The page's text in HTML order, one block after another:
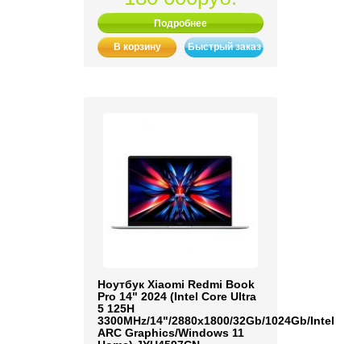
Подробнее
В корзину Быстрый заказ
Ноутбук Xiaomi Redmi Book
Pro 14" 2024 (Intel Core Ultra
5 125H
3300MHz/14"/2880x1800/32Gb/1024Gb/Intel
ARC Graphics/Windows 11